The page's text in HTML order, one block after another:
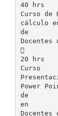
40 hrs
Curso de
cálculo
de
Docentes

20 hrs
Curso
Power
de
en
Docentes